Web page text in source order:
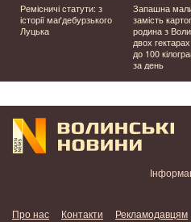
Ремісничі статути: з
історії маґдебурзького
Луцька
Запашна
замість
родина з
двох
до 100
за день
Про нас
Контакти Рекламодавцям